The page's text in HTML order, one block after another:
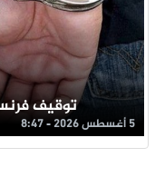
توقيف
5 أغسطس 2026 - 8:47